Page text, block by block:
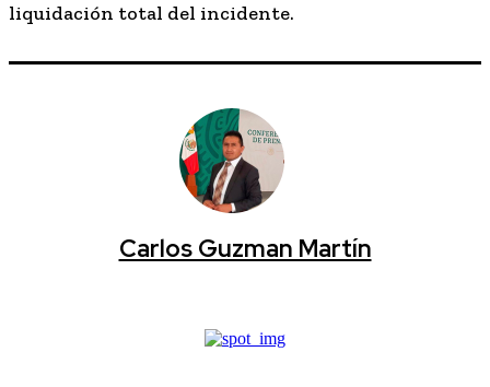
liquidación total del incidente.
Carlos Guzman Martín